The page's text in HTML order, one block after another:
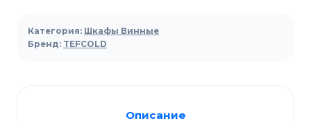
винный
TEFCOLD
Категория: Шкафы Винные
Бренд: TEFCOLD
Описание